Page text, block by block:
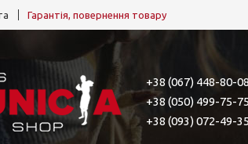
Гарантія, повернення товару
+38 (067) 448-80-08
+38 (050) 499-75-75
+38 (093) 072-49-35